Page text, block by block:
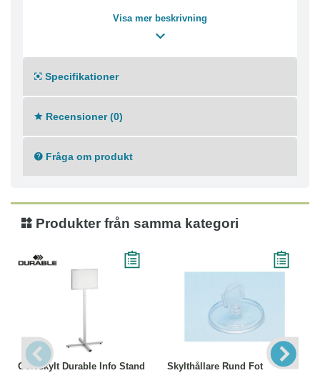
whiteboardtavlor och blädderblockstavlor från
hålla blädderblock på plats. Magneterna finns i flera
olika färger och levereras i 10-pack.
Magnetisk styrka: 850 g
Mått: 30 mm
Färg: Svart, Blå, Röd, Vit
Visa mer beskrivning
Specifikationer
Recensioner (0)
Fråga om produkt
Produkter från samma kategori
Golvskylt Durable Info Stand
Skylthållare Rund Fot